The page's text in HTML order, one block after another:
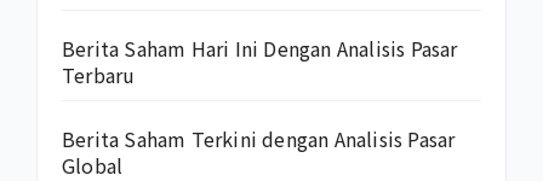
Berita Saham Hari Ini Dengan Analisis Pasar
Terbaru
Berita Saham Terkini dengan Analisis Pasar
Global